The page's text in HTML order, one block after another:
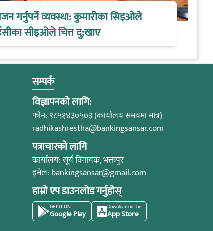
गर्नुपर्ने व्यवस्था: कुमारीका सिइओले
सीइओले चित्त दु:खाए
सम्पर्क
विज्ञापनको लागि:
फोन: ९८५१४३०५०३ (कार्यालय समयमा मात्र)
radhikashrestha@bankingsansar.com
पत्राचारको लागि
कार्यालय: सूर्य विनायक, भक्तपुर
इमेल: bankingsansar@gmail.com
हाम्रो एप डाउनलोड गर्नुहोस्
GET IT ON
Google Play
Download on the
App Store